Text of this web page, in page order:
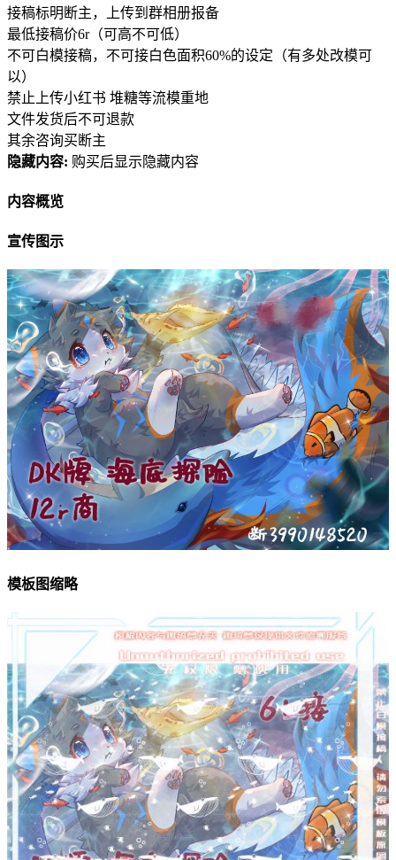
接稿标明断主，上传到群相册报备
最低接稿价6r（可高不可低）
不可白模接稿，不可接白色面积60%的设定（有多处改模可
以）
禁止上传小红书 堆糖等流模重地
文件发货后不可退款
其余咨询买断主
隐藏内容: 购买后显示隐藏内容
内容概览
宣传图示
模板图缩略